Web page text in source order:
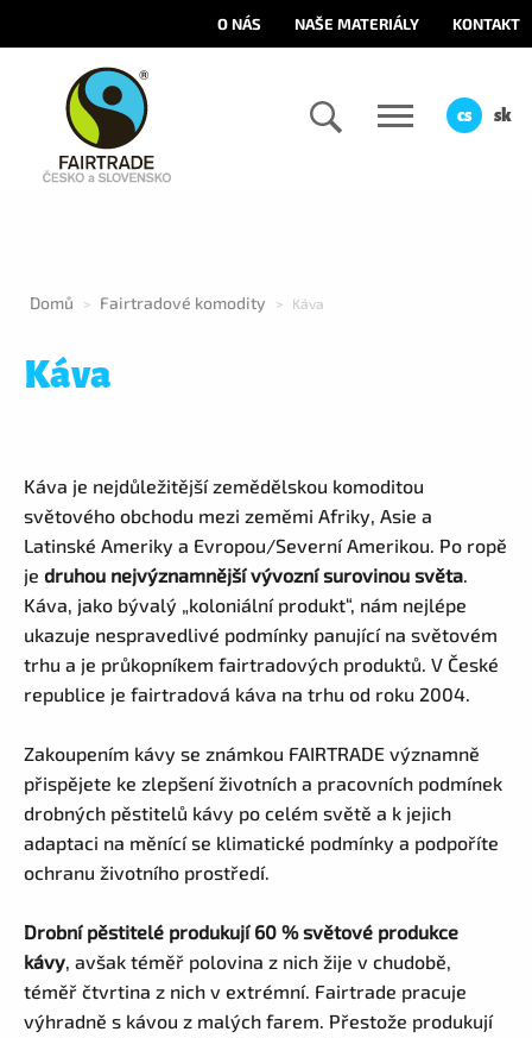
O NÁS NAŠE MATERIÁLY KONTAKT
cs sk
Domů > Fairtradové komodity > Káva
Káva
Káva je nejdůležitější zemědělskou komoditou
světového obchodu mezi zeměmi Afriky, Asie a
Latinské Ameriky a Evropou/Severní Amerikou. Po ropě
je druhou nejvýznamnější vývozní surovinou světa.
Káva, jako bývalý „koloniální produkt“, nám nejlépe
ukazuje nespravedlivé podmínky panující na světovém
trhu a je průkopníkem fairtradových produktů. V České
republice je fairtradová káva na trhu od roku 2004.
Zakoupením kávy se známkou FAIRTRADE významně
přispějete ke zlepšení životních a pracovních podmínek
drobných pěstitelů kávy po celém světě a k jejich
adaptaci na měnící se klimatické podmínky a podpoříte
ochranu životního prostředí.
Drobní pěstitelé produkují 60 % světové produkce
kávy, avšak téměř polovina z nich žije v chudobě,
téměř čtvrtina z nich v extrémní. Fairtrade pracuje
výhradně s kávou z malých farem. Přestože produkují